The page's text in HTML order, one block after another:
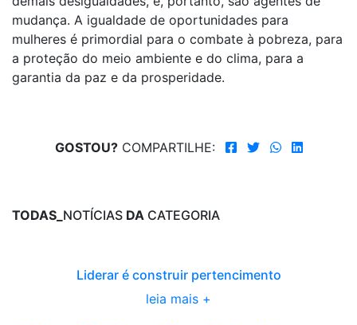
mudança. A igualdade de oportunidades para
mulheres é primordial para o combate à pobreza, para
a proteção do meio ambiente e do clima, para a
garantia da paz e da prosperidade.
GOSTOU?COMPARTILHE:
TODAS_ NOTÍCIAS DA CATEGORIA
Liderar é construir pertencimento
leia mais +